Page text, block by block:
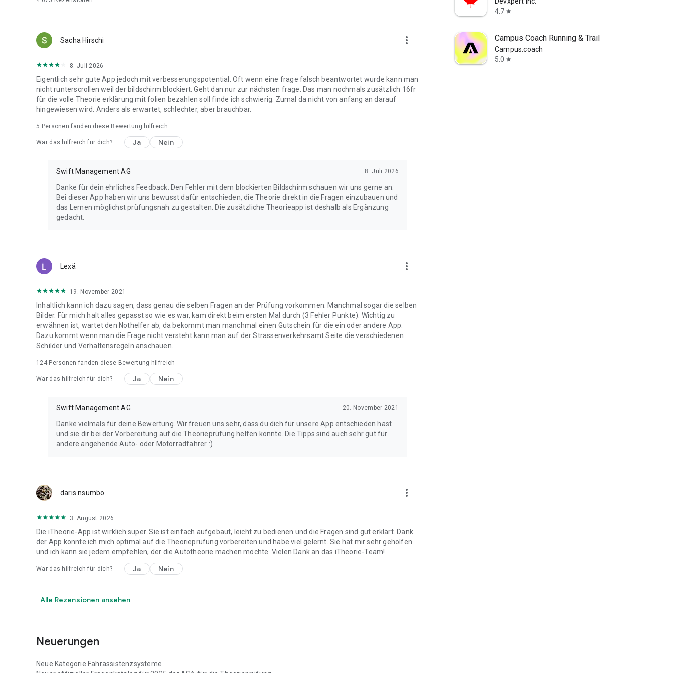
Hast du Feedback oder Verbesserungsvorschläge? Schreib uns jederzeit gerne an support@swift.ch.
Sacha Hirschi more_vert
8. Juli 2026
Eigentlich sehr gute App jedoch mit verbesserungspotential. Oft wenn eine frage falsch beantwortet wurde kann man
nicht runterscrollen weil der bildschirm blockiert. Geht dan nur zur nächsten frage. Das man nochmals zusätzlich 16fr
für die volle Theorie erklärung mit folien bezahlen soll finde ich schwierig. Zumal da nicht von anfang an darauf
hingewiesen wird. Anders als erwartet, schlechter, aber brauchbar.
5 Personen fanden diese Bewertung hilfreich
War das hilfreich für dich? Ja Nein
Swift Management AG 8. Juli 2026
Danke für dein ehrliches Feedback. Den Fehler mit dem blockierten Bildschirm schauen wir uns gerne an.
Bei dieser App haben wir uns bewusst dafür entschieden, die Theorie direkt in die Fragen einzubauen und
das Lernen möglichst prüfungsnah zu gestalten. Die zusätzliche Theorieapp ist deshalb als Ergänzung
gedacht.
Lexä more_vert
19. November 2021
Inhaltlich kann ich dazu sagen, dass genau die selben Fragen an der Prüfung vorkommen. Manchmal sogar die selben
Bilder. Für mich halt alles gepasst so wie es war, kam direkt beim ersten Mal durch (3 Fehler Punkte). Wichtig zu
erwähnen ist, wartet den Nothelfer ab, da bekommt man manchmal einen Gutschein für die ein oder andere App.
Dazu kommt wenn man die Frage nicht versteht kann man auf der Strassenverkehrsamt Seite die verschiedenen
Schilder und Verhaltensregeln anschauen.
124Personen fanden diese Bewertung hilfreich
War das hilfreich für dich? Ja Nein
Swift Management AG 20. November 2021
Danke vielmals für deine Bewertung. Wir freuen uns sehr, dass du dich für unsere App entschieden hast
und sie dir bei der Vorbereitung auf die Theorieprüfung helfen konnte. Die Tipps sind auch sehr gut für
andere angehende Auto- oder Motorradfahrer :)
daris nsumbo more_vert
3. August 2026
Die iTheorie-App ist wirklich super. Sie ist einfach aufgebaut, leicht zu bedienen und die Fragen sind gut erklärt. Dank
der App konnte ich mich optimal auf die Theorieprüfung vorbereiten und habe viel gelernt. Sie hat mir sehr geholfen
und ich kann sie jedem empfehlen, der die Autotheorie machen möchte. Vielen Dank an das iTheorie-Team!
War das hilfreich für dich? Ja Nein
Alle Rezensionen ansehen
Neuerungen
Neue Kategorie Fahrassistenzsysteme
4.7 star
Campus Coach Running & Trail
Campus.coach
5.0 star